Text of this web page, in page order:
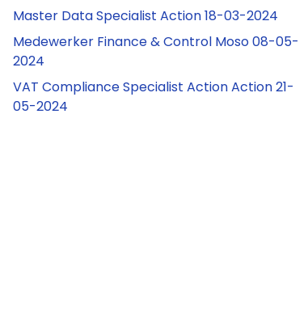
Master Data Specialist Action 18-03-2024
Medewerker Finance & Control Moso 08-05-
2024
VAT Compliance Specialist Action Action 21-
05-2024